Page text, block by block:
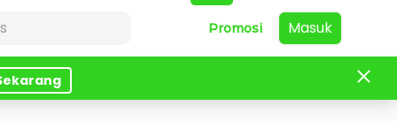
Promosi Masuk